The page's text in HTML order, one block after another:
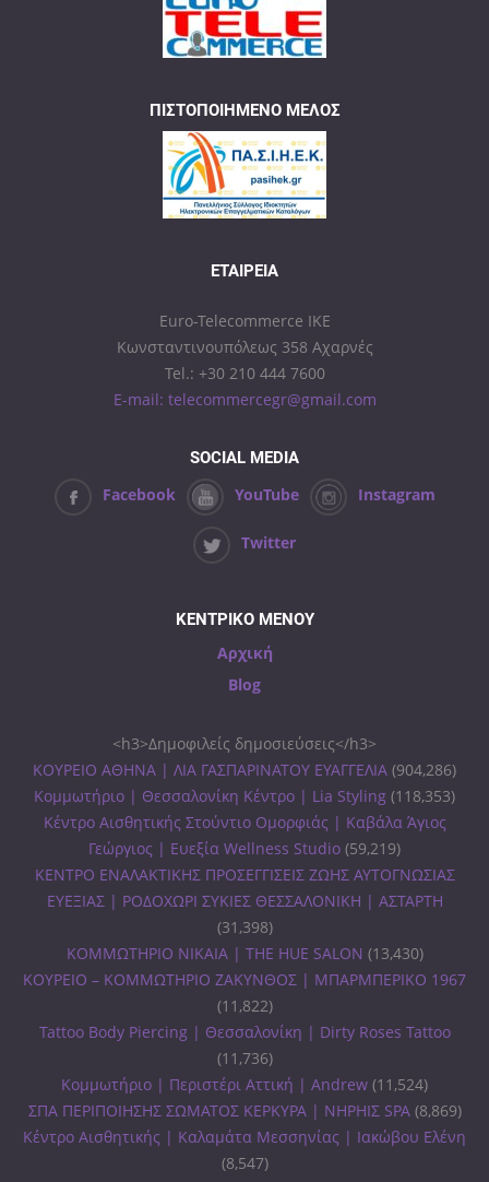
ΠΙΣΤΟΠΟΙΗΜΈΝΟ ΜΈΛΟΣ
ΕΤΑΙΡΕΊΑ
Euro-Telecommerce IKE
Κωνσταντινουπόλεως 358 Αχαρνές
Tel.: +30 210 444 7600
E-mail: telecommercegr@gmail.com
SOCIAL MEDIA
Facebook YouTube Instagram
Twitter
ΚΕΝΤΡΙΚΟ ΜΕΝΟΥ
Αρχική
Blog
<h3>Δημοφιλείς δημοσιεύσεις</h3>
ΚΟΥΡΕΙΟ ΑΘΗΝΑ | ΛΙΑ ΓΑΣΠΑΡΙΝΑΤΟΥ ΕΥΑΓΓΕΛΙΑ (904,286)
Κομμωτήριο | Θεσσαλονίκη Κέντρο | Lia Styling (118,353)
Κέντρο Αισθητικής Στούντιο Ομορφιάς | Καβάλα Άγιος
Γεώργιος | Ευεξία Wellness Studio (59,219)
ΚΕΝΤΡΟ ΕΝΑΛΑΚΤΙΚΗΣ ΠΡΟΣΕΓΓΙΣΕΙΣ ΖΩΗΣ ΑΥΤΟΓΝΩΣΙΑΣ
ΕΥΕΞΙΑΣ | ΡΟΔΟΧΩΡΙ ΣΥΚΙΕΣ ΘΕΣΣΑΛΟΝΙΚΗ | ΑΣΤΑΡΤΗ
(31,398)
ΚΟΜΜΩΤΗΡΙΟ ΝΙΚΑΙΑ | THE HUE SALON (13,430)
ΚΟΥΡΕΙΟ – ΚΟΜΜΩΤΗΡΙΟ ΖΑΚΥΝΘΟΣ | ΜΠΑΡΜΠΕΡΙΚΟ 1967
(11,822)
Tattoo Body Piercing | Θεσσαλονίκη | Dirty Roses Tattoo
(11,736)
Κομμωτήριο | Περιστέρι Αττική | Andrew (11,524)
ΣΠΑ ΠΕΡΙΠΟΙΗΣΗΣ ΣΩΜΑΤΟΣ ΚΕΡΚΥΡΑ | ΝΗΡΗΙΣ SPA (8,869)
Κέντρο Αισθητικής | Καλαμάτα Μεσσηνίας | Ιακώβου Ελένη
(8,547)